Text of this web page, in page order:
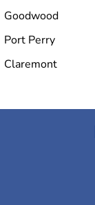
Goodwood
Port Perry
Claremont